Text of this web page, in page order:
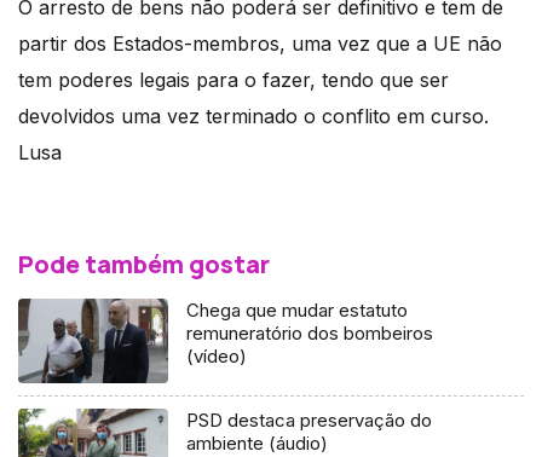
O arresto de bens não poderá ser definitivo e tem de
partir dos Estados-membros, uma vez que a UE não
tem poderes legais para o fazer, tendo que ser
devolvidos uma vez terminado o conflito em curso.
Lusa
Pode também gostar
Chega que mudar estatuto
remuneratório dos bombeiros
(vídeo)
PSD destaca preservação do
ambiente (áudio)